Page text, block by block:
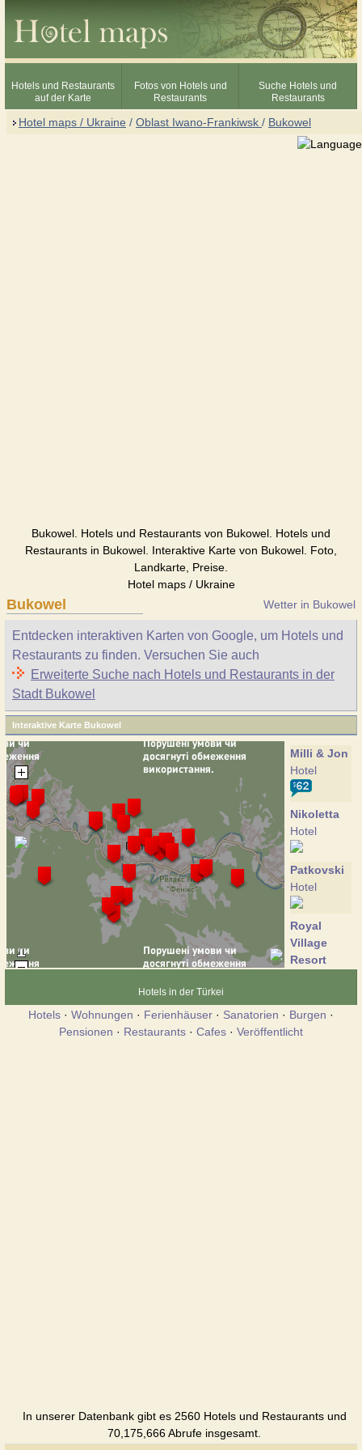
Hotels und Restaurants
auf der Karte
Fotos von Hotels und
Restaurants
Suche Hotels und
Restaurants
Hotel maps / Ukraine / Oblast Iwano-Frankiwsk / Bukowel
Bukowel. Hotels und Restaurants von Bukowel. Hotels und
Restaurants in Bukowel. Interaktive Karte von Bukowel. Foto,
Landkarte, Preise.
Hotel maps / Ukraine
Bukowel Wetter in Bukowel
Entdecken interaktiven Karten von Google, um Hotels und
Restaurants zu finden. Versuchen Sie auch
Erweiterte Suche nach Hotels und Restaurants in der
Stadt Bukowel
Interaktive Karte Bukowel
Milli & Jon
Hotel
Nikoletta
Hotel
Patkovski
Hotel
Royal
Village
Resort
Sky-hotel
Hotel
Vgorahotel
Hotels in der Türkei
Hotels · Wohnungen · Ferienhäuser · Sanatorien · Burgen ·
Pensionen · Restaurants · Cafes · Veröffentlicht
In unserer Datenbank gibt es 2560 Hotels und Restaurants und
70,175,666 Abrufe insgesamt.